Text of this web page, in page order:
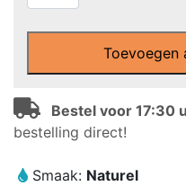
Hooy
-
olie
5%
(10ml)
aantal
Toevoegen
Bestel voor 17:30
bestelling direct!
Smaak: Naturel